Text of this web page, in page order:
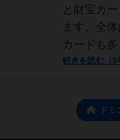
と財宝カ
ます。全
カードも
続きを読む（9
ド